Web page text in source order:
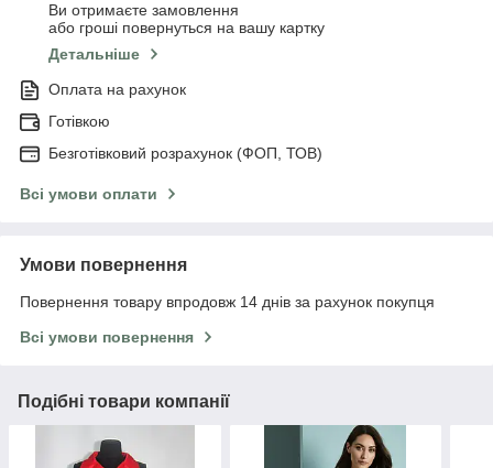
Ви отримаєте замовлення
або гроші повернуться на вашу картку
Детальніше
Оплата на рахунок
Готівкою
Безготівковий розрахунок (ФОП, ТОВ)
Всі умови оплати
Умови повернення
Повернення товару впродовж 14 днів за рахунок покупця
Всі умови повернення
Подібні товари компанії